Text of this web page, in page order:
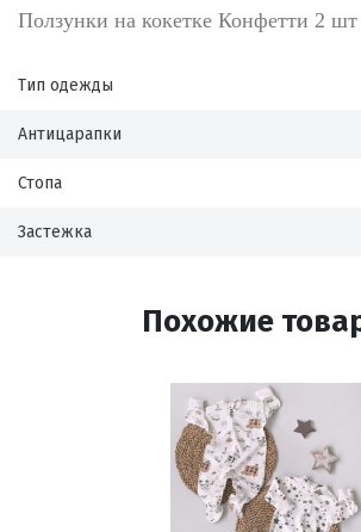
Ползунки на кокетке Конфетти 2 шт
Тип одежды
Антицарапки
Стопа
Застежка
Похожие